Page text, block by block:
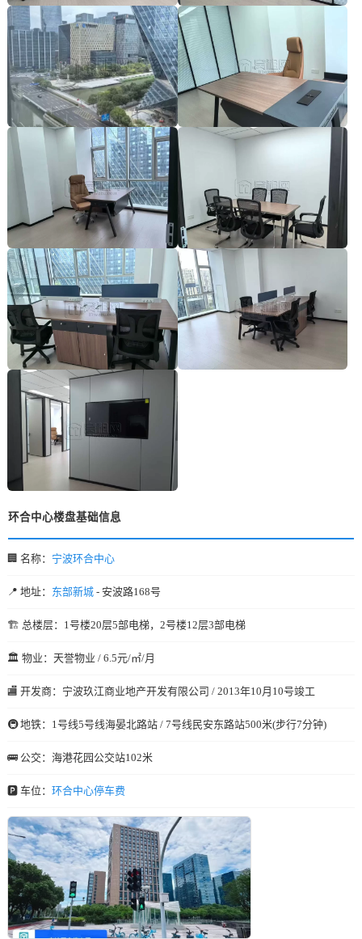
环合中心楼盘基础信息
🏢 名称： 宁波环合中心
📍 地址： 东部新城- 安波路168号
🏗️ 总楼层：1号楼20层5部电梯，2号楼12层3部电梯
🏛️ 物业：天誉物业 / 6.5元/㎡/月
🏬 开发商：宁波玖江商业地产开发有限公司 / 2013年10月10号竣工
🚇 地铁：1号线5号线海晏北路站 / 7号线民安东路站500米(步行7分钟)
🚌 公交：海港花园公交站102米
🅿️ 车位： 环合中心停车费